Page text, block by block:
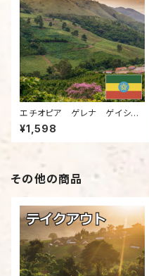
エチオピア ゲレナ ゲイシャ
G3 ナチュラル（200g）
¥1,598
その他の商品